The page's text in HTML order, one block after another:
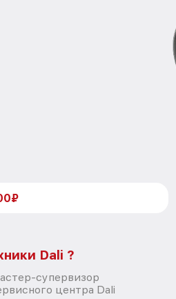
Dali ?
супервизор
центра Dali